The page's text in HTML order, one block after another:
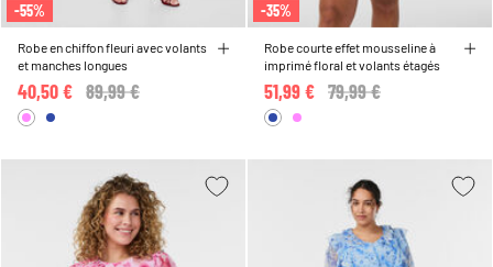
-55%
Robe en chiffon fleuri avec volants
et manches longues
Price reduced from
89,99 €
40,50 €
-35%
Robe courte effet mousseline à
imprimé floral et volants étagés
Price reduced from
79,99 €
51,99 €